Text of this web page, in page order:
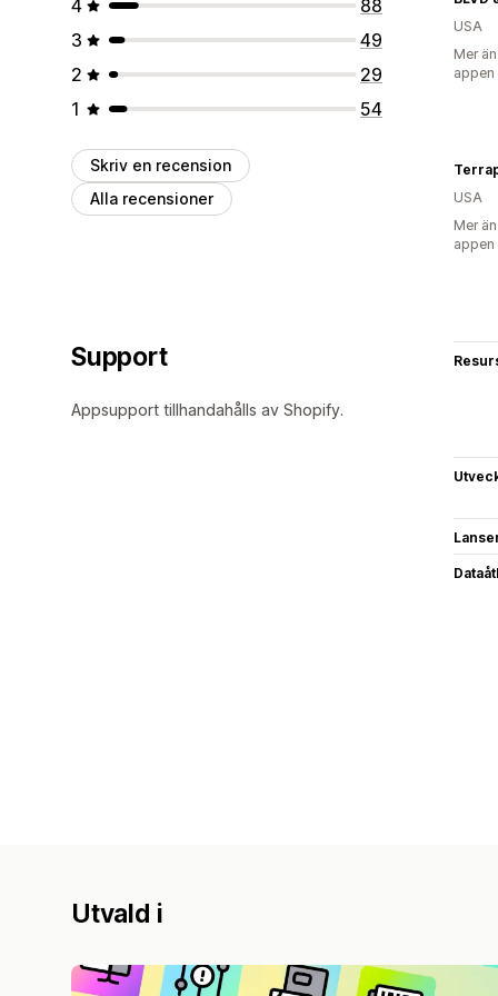
4
88
3
49
2
29
1
54
Skriv en recension
Alla recensioner
USA
Mer
appen
USA
Mer
appen
Support
Appsupport tillhandahålls av Shopify.
Utvald i